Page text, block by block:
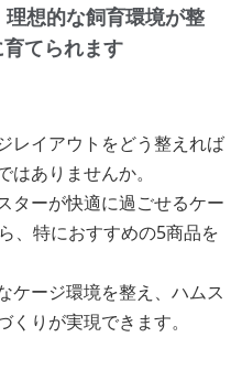
想的な飼育環境が整
てられます
レイアウトをどう整えれば
ありませんか。
ターが快適に過ごせるケー
、特におすすめの5商品を
ケージ環境を整え、ハムス
りが実現できます。